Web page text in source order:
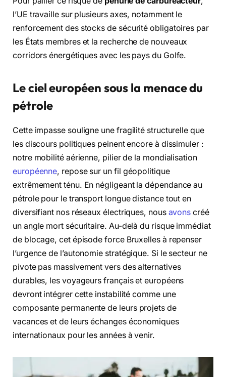
l’UE travaille sur plusieurs axes, notamment le
renforcement des stocks de sécurité obligatoires par
les États membres et la recherche de nouveaux
corridors énergétiques avec les pays du Golfe.
Le ciel européen sous la menace du
pétrole
Cette impasse souligne une fragilité structurelle que
les discours politiques peinent encore à dissimuler :
notre mobilité aérienne, pilier de la mondialisation
européenne, repose sur un fil géopolitique
extrêmement ténu. En négligeant la dépendance au
pétrole pour le transport longue distance tout en
diversifiant nos réseaux électriques, nous avons créé
un angle mort sécuritaire. Au-delà du risque immédiat
de blocage, cet épisode force Bruxelles à repenser
l’urgence de l’autonomie stratégique. Si le secteur ne
pivote pas massivement vers des alternatives
durables, les voyageurs français et européens
devront intégrer cette instabilité comme une
composante permanente de leurs projets de
vacances et de leurs échanges économiques
internationaux pour les années à venir.